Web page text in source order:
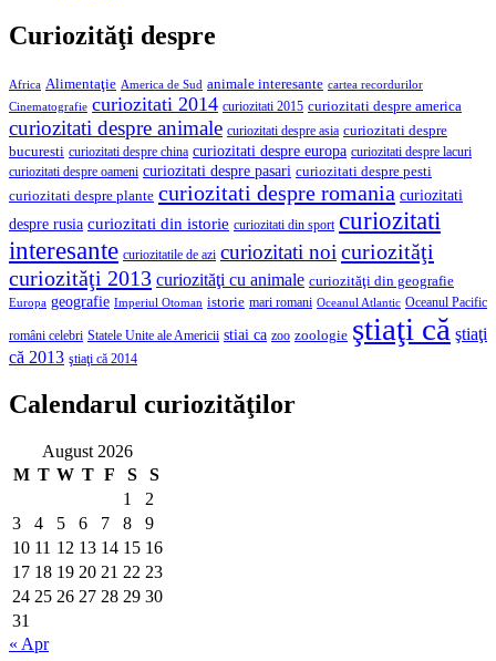
Curiozităţi despre
Africa Alimentaţie America de Sud animale interesante cartea recordurilor
Cinematografie curiozitati 2014 curiozitati 2015 curiozitati despre america
curiozitati despre animale curiozitati despre asia curiozitati despre
bucuresti curiozitati despre china curiozitati despre europa curiozitati despre lacuri
curiozitati despre oameni curiozitati despre pasari curiozitati despre pesti
curiozitati despre plante curiozitati despre romania curiozitati
despre rusia curiozitati din istorie curiozitati din sport curiozitati
interesante curiozitatile de azi curiozitati noicuriozităţi
curiozităţi 2013 curiozităţi cu animale curiozităţi din geografie
Europa geografie Imperiul Otoman istorie mari romani Oceanul Atlantic Oceanul Pacific
români celebri Statele Unite ale Americii stiai ca zoo zoologie ştiaţi că ştiaţi
că 2013 ştiaţi că 2014
Calendarul curiozităţilor
August 2026
M T W T F S
S
1
2
3
4 5 6 7 8
9
10 11 12 13 14 15 16
17 18 19 20 21 22 23
24 25 26 27 28 29 30
31
« Apr